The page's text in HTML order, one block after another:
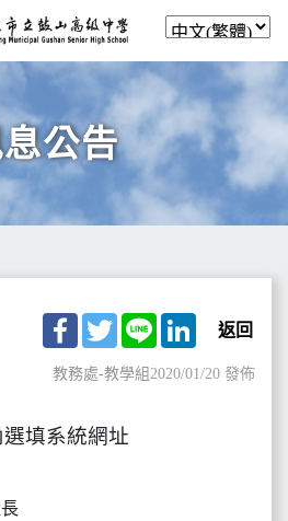
公告
Facebook
TwitterLine LinkedIn
返回
教務處-教學組2020/01/20 發佈
填系統網址